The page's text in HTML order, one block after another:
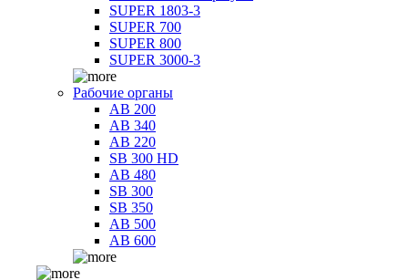
SUPER 1803-3
SUPER 700
SUPER 800
SUPER 3000-3
Рабочие органы
AB 200
AB 340
AB 220
SB 300 HD
AB 480
SB 300
SB 350
AB 500
AB 600